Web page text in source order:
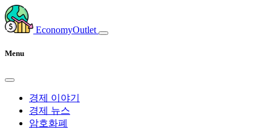
EconomyOutlet
Menu
경제 이야기
경제 뉴스
암호화폐